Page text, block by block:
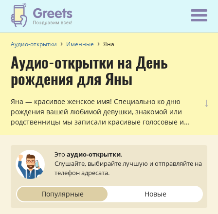
Аудио-открытки Именные Яна
Аудио-открытки на День
рождения для Яны
↓
Яна — красивое женское имя! Специально ко дню
рождения вашей любимой девушки, знакомой или
родственницы мы записали красивые голосовые и
мобильный телефон.
Этоаудио-открытки.
Слушайте, выбирайте лучшую и отправляйте на
телефон адресата.
Популярные Новые